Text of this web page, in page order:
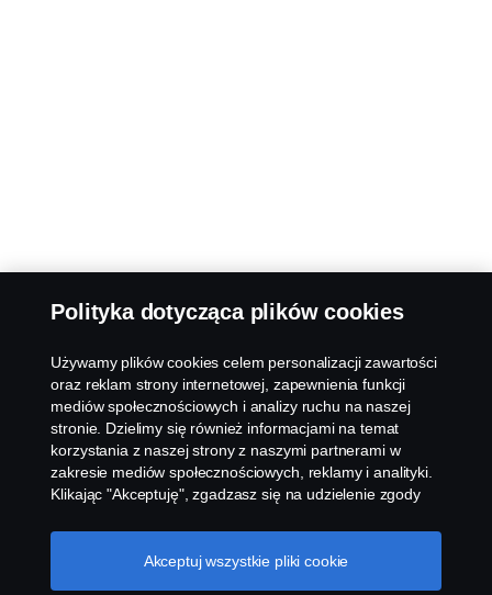
Polityka dotycząca plików cookies
Używamy plików cookies celem personalizacji zawartości
oraz reklam strony internetowej, zapewnienia funkcji
mediów społecznościowych i analizy ruchu na naszej
stronie. Dzielimy się również informacjami na temat
korzystania z naszej strony z naszymi partnerami w
zakresie mediów społecznościowych, reklamy i analityki.
Klikając "Akceptuję", zgadzasz się na udzielenie zgody
się informacjami. Możesz również zarządzać swoimi
plikami cookies, klikając na "Ustawienia plików cookies" i
Akceptuj wszystkie pliki cookie